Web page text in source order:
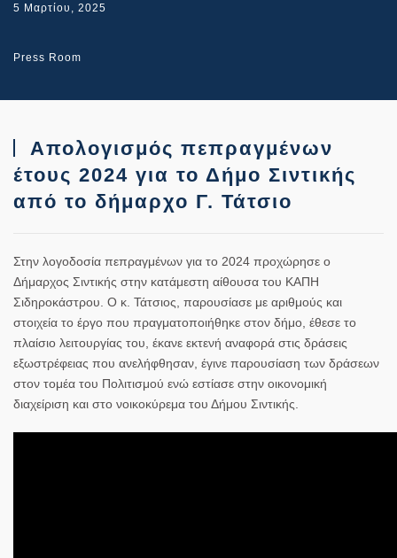
5 Μαρτίου, 2025
Press Room
Απολογισμός πεπραγμένων
έτους 2024 για το Δήμο Σιντικής
από το δήμαρχο Γ. Τάτσιο
Στην λογοδοσία πεπραγμένων για το 2024 προχώρησε ο
Δήμαρχος Σιντικής στην κατάμεστη αίθουσα του ΚΑΠΗ
Σιδηροκάστρου. Ο κ. Τάτσιος, παρουσίασε με αριθμούς και
στοιχεία το έργο που πραγματοποιήθηκε στον δήμο, έθεσε το
πλαίσιο λειτουργίας του, έκανε εκτενή αναφορά στις δράσεις
εξωστρέφειας που ανελήφθησαν, έγινε παρουσίαση των δράσεων
στον τομέα του Πολιτισμού ενώ εστίασε στην οικονομική
διαχείριση και στο νοικοκύρεμα του Δήμου Σιντικής.